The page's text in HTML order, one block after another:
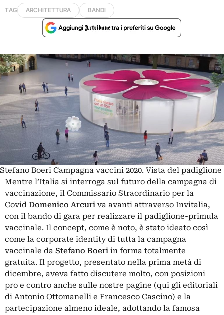
TAG ARCHITETTURA BANDI
Stefano Boeri Campagna vaccini 2020. Vista del padiglione
Mentre l’Italia si interroga sul futuro della campagna di
vaccinazione, il Commissario Straordinario per la
Covid Domenico Arcuri va avanti attraverso Invitalia,
con il bando di gara per realizzare il padiglione-primula
vaccinale. Il concept, come è noto, è stato ideato così
come la corporate identity di tutta la campagna
vaccinale da Stefano Boeri in forma totalmente
gratuita. Il progetto, presentato nella prima metà di
dicembre, aveva fatto discutere molto, con posizioni
pro e contro anche sulle nostre pagine (qui gli editoriali
di Antonio Ottomanelli e Francesco Cascino) e la
partecipazione almeno ideale, adottando la famosa